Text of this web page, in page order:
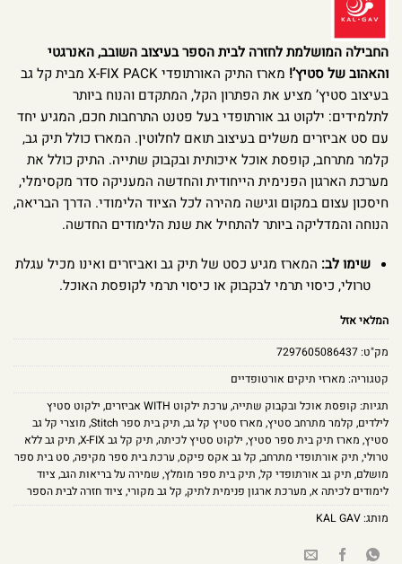
החבילה המושלמת לחזרה לבית הספר בעיצוב השובב, האנרגטי
והאהוב של סטיץ’!
מארז התיק האורתופדי X-FIX PACK מבית קל גב
בעיצוב סטיץ’ מציע את הפתרון הקל, המתקדם והנוח ביותר
לתלמידים: ילקוט גב אורתופדי בעל פטנט התרחבות חכם, המגיע יחד
עם סט אביזרים משלים בעיצוב תואם לחלוטין. המארז כולל תיק גב,
קלמר מתרחב, קופסת אוכל איכותית ובקבוק שתייה. התיק כולל את
מערכת הארגון הפנימית הייחודית והחדשה המעניקה סדר מקסימלי,
חיסכון עצום במקום וגישה מהירה לכל הציוד הלימודי. הדרך הבריאה,
הנוחה והמדליקה ביותר להתחיל את שנת הלימודים החדשה.
שימו לב: המארז מגיע כסט של תיק גב ואביזרים ואינו מכיל עגלת
טרולי, כיסוי תרמי לבקבוק או כיסוי תרמי לקופסת האוכל.
המלאי אזל
מק"ט:7297605086437
קטגוריה: מארזי תיקים אורטופדיים
תגיות: קופסת אוכל ובקבוק שתייה, ערכת ילקוט WITH אביזרים , ילקוט סטיץ
לילדים, קלמר מתרחב סטיץ, מארז סטיץ קל גב, תיק בית ספר Stitch , מוצרי קל גב
סטיץ, מארז תיק בית ספר סטיץ, ילקוט סטיץ לכיתה, תיק קל גב X-FIX , תיק גב ללא
טרולי, תיק אורתופדי מתרחב, קל גב אקס פיקס, ערכת בית ספר מקיפה, סט בית ספר
מושלם, תיק גב אורתופדי קל, תיק בית ספר מומלץ, שמירה על בריאות הגב, ציוד
לימודים לכיתה א, מערכת ארגון פנימית לתיק, קל גב מקורי, ציוד חזרה לבית הספר
מותג:KAL GAV